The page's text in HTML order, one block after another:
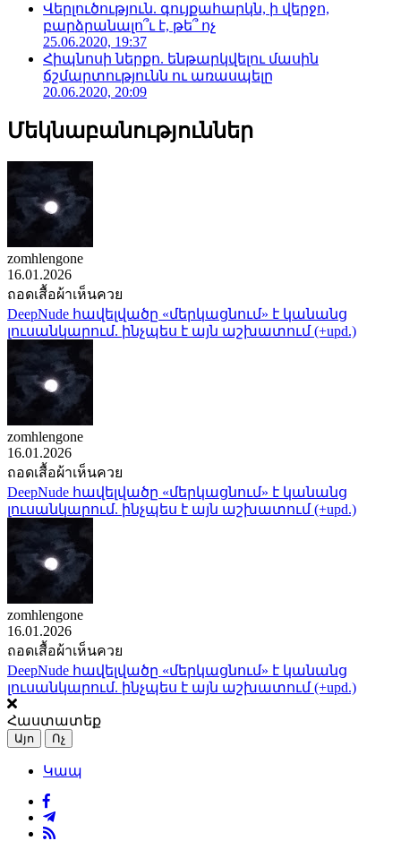
Վերլուծություն. գույքահարկն, ի վերջո,
բարձրանալո՞ւ է, թե՞ ոչ
25.06.2020, 19:37
Հիպնոսի ներքո. ենթարկվելու մասին
ճշմարտությունն ու առասպելը
20.06.2020, 20:09
Մեկնաբանություններ
zomhlengone
16.01.2026
ถอดเสื้อผ้าเห็นควย
DeepNude հավելվածը «մերկացնում» է կանանց
լուսանկարում. ինչպես է այն աշխատում (+upd.)
zomhlengone
16.01.2026
ถอดเสื้อผ้าเห็นควย
DeepNude հավելվածը «մերկացնում» է կանանց
լուսանկարում. ինչպես է այն աշխատում (+upd.)
zomhlengone
16.01.2026
ถอดเสื้อผ้าเห็นควย
DeepNude հավելվածը «մերկացնում» է կանանց
լուսանկարում. ինչպես է այն աշխատում (+upd.)
Հաստատեք
Այո Ոչ
Կապ